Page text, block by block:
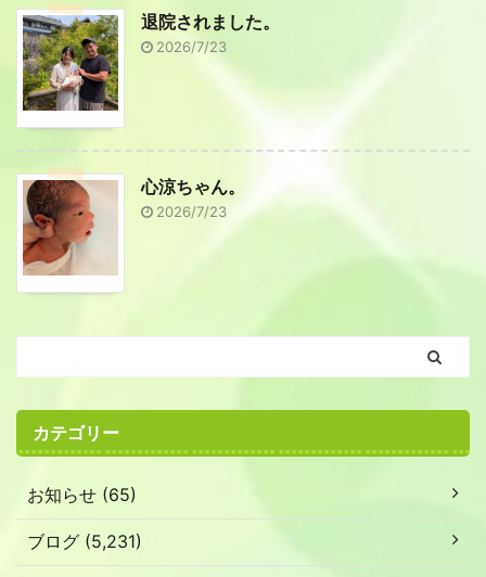
退院されました。
2026/7/23
心涼ちゃん。
2026/7/23
カテゴリー
お知らせ (65)
ブログ (5,231)